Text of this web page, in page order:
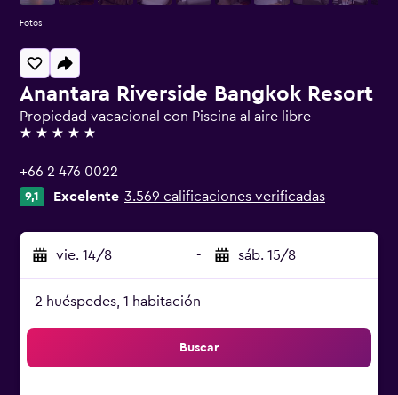
Anantara Riverside Bangkok Resort
Propiedad vacacional con Piscina al aire libre
5 estrellas
+66 2 476 0022
9,1 Excelente 3.569 calificaciones verificadas
vie. 14/8 - sáb. 15/8
2 huéspedes, 1 habitación
Buscar
Fotos